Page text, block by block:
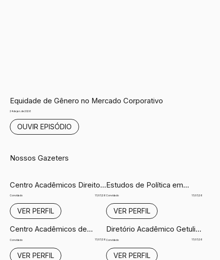
Equidade de Gênero no Mercado Corporativo
24 de jan. de 2026
OUVIR EPISÓDIO
Nossos Gazeters
Centro Acadêmicos Direito
GV
Convidado 17/07/26
VER PERFIL
Estudos de Política em
Pauta FGV
Convidado 17/07/26
VER PERFIL
Centro Acadêmicos de
Relações Internacionais
FGV
Convidado 17/07/26
VER PERFIL
Diretório Acadêmico Getulio
Vargas
Convidado 17/07/26
VER PERFIL